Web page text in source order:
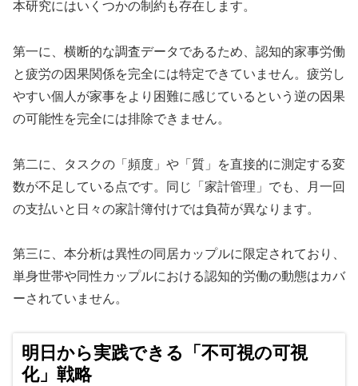
本研究にはいくつかの制約も存在します。
第一に、横断的な調査データであるため、認知的家事労働
と疲労の因果関係を完全には特定できていません。疲労し
やすい個人が家事をより困難に感じているという逆の因果
の可能性を完全には排除できません。
第二に、タスクの「頻度」や「質」を直接的に測定する変
数が不足している点です。同じ「家計管理」でも、月一回
の支払いと日々の家計簿付けでは負荷が異なります。
第三に、本分析は異性の同居カップルに限定されており、
単身世帯や同性カップルにおける認知的労働の動態はカバ
ーされていません。
明日から実践できる「不可視の可視
化」戦略